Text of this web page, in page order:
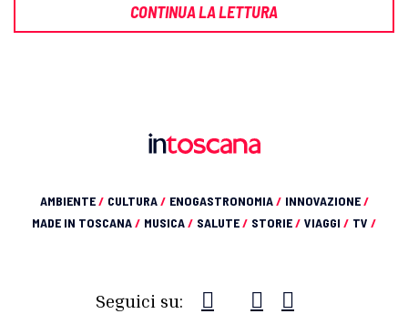
CONTINUA LA LETTURA
AMBIENTE/ CULTURA/ ENOGASTRONOMIA/ INNOVAZIONE/
MADE IN TOSCANA/ MUSICA/ SALUTE/ STORIE/ VIAGGI / TV /
Seguici su: